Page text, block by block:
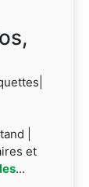
|
et
...